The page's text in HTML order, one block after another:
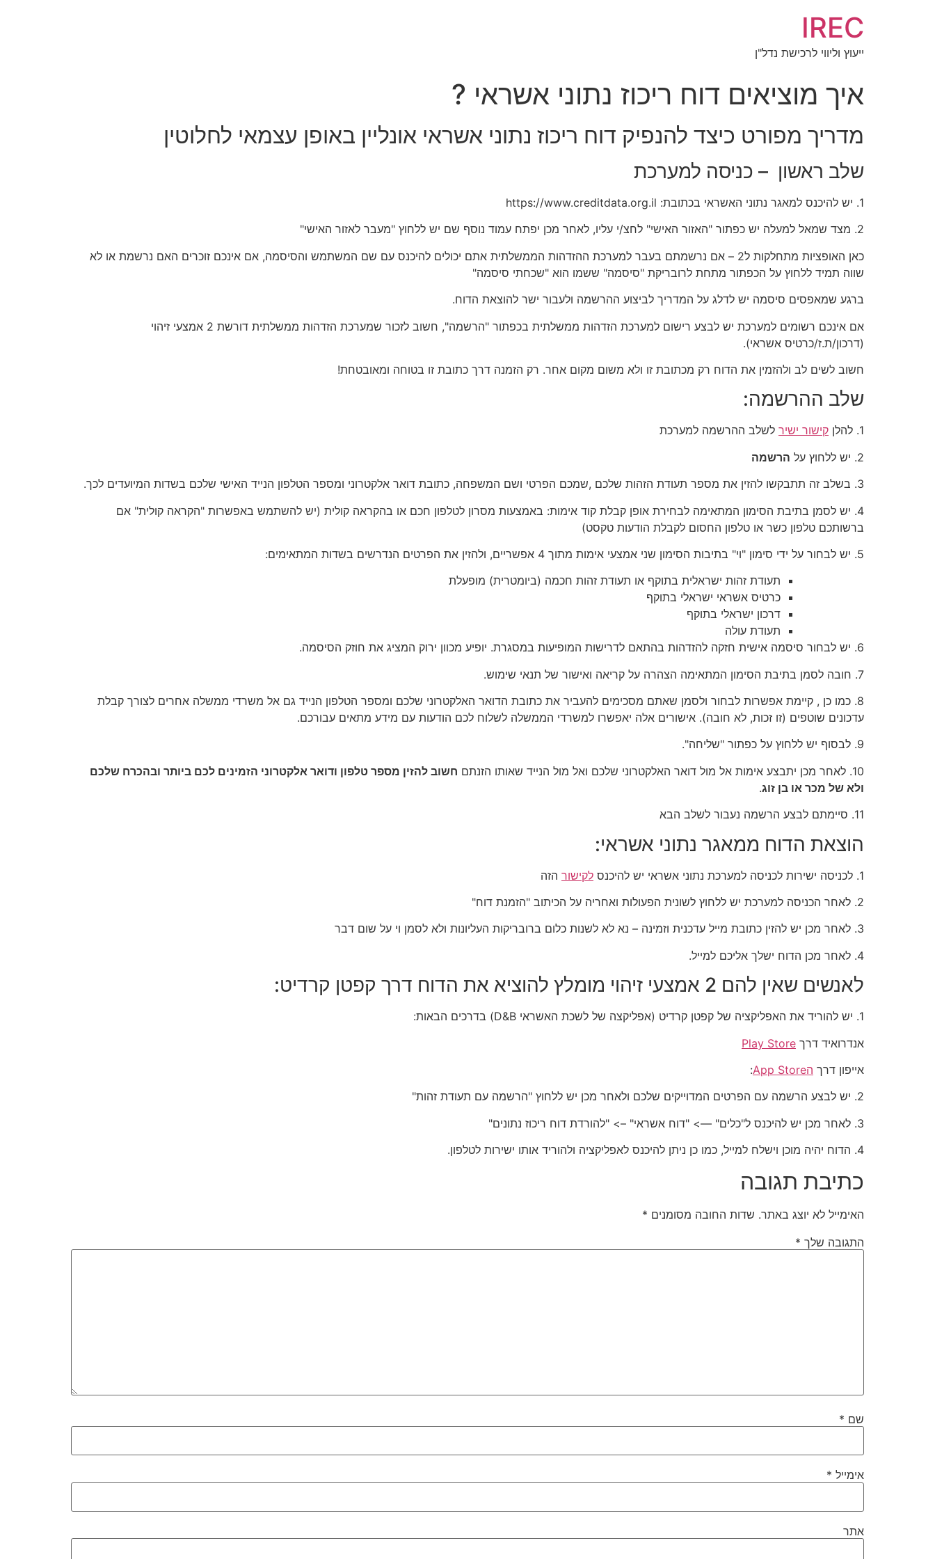
IREC
ייעוץ וליווי לרכישת נדל"ן
איך מוציאים דוח ריכוז נתוני אשראי ?
מדריך מפורט כיצד להנפיק דוח ריכוז נתוני אשראי אונליין באופן עצמאי לחלוטין
שלב ראשון – כניסה למערכת
1. יש להיכנס למאגר נתוני האשראי בכתובת: https://www.creditdata.org.il
2. מצד שמאל למעלה יש כפתור "האזור האישי" לחצ/י עליו, לאחר מכן יפתח עמוד נוסף שם יש ללחוץ "מעבר לאזור האישי"
כאן האופציות מתחלקות ל2 – אם נרשמתם בעבר למערכת ההזדהות הממשלתית אתם יכולים להיכנס עם שם המשתמש והסיסמה, אם אינכם זוכרים האם נרשמת או לא
שווה תמיד ללחוץ על הכפתור מתחת לרובריקת "סיסמה" ששמו הוא "שכחתי סיסמה"
ברגע שמאפסים סיסמה יש לדלג על המדריך לביצוע ההרשמה ולעבור ישר להוצאת הדוח.
אם אינכם רשומים למערכת יש לבצע רישום למערכת הזדהות ממשלתית בכפתור "הרשמה", חשוב לזכור שמערכת הזדהות ממשלתית דורשת 2 אמצעי זיהוי
(דרכון/ת.ז/כרטיס אשראי).
חשוב לשים לב ולהזמין את הדוח רק מכתובת זו ולא משום מקום אחר. רק הזמנה דרך כתובת זו בטוחה ומאובטחת!
שלב ההרשמה:
1. להלן קישור ישיר לשלב ההרשמה למערכת
2. יש ללחוץ על
הרשמה
3. בשלב זה תתבקשו להזין את מספר תעודת הזהות שלכם ,שמכם הפרטי ושם המשפחה, כתובת דואר אלקטרוני ומספר הטלפון הנייד האישי שלכם בשדות המיועדים לכך.
4. יש לסמן בתיבת הסימון המתאימה לבחירת אופן קבלת קוד אימות: באמצעות מסרון לטלפון חכם או בהקראה קולית (יש להשתמש באפשרות "הקראה קולית" אם
ברשותכם טלפון כשר או טלפון החסום לקבלת הודעות טקסט)
5. יש לבחור על ידי סימון "וי" בתיבות הסימון שני אמצעי אימות מתוך 4 אפשריים, ולהזין את הפרטים הנדרשים בשדות המתאימים:
תעודת זהות ישראלית בתוקף או תעודת זהות חכמה (ביומטרית) מופעלת
כרטיס אשראי ישראלי בתוקף
דרכון ישראלי בתוקף
תעודת עולה
6. יש לבחור סיסמה אישית חזקה להזדהות בהתאם לדרישות המופיעות במסגרת. יופיע מכוון ירוק המציג את חוזק הסיסמה.
7. חובה לסמן בתיבת הסימון המתאימה הצהרה על קריאה ואישור של תנאי שימוש.
8. כמו כן , קיימת אפשרות לבחור ולסמן שאתם מסכימים להעביר את כתובת הדואר האלקטרוני שלכם ומספר הטלפון הנייד גם אל משרדי ממשלה אחרים לצורך קבלת
עדכונים שוטפים (זו זכות, לא חובה). אישורים אלה יאפשרו למשרדי הממשלה לשלוח לכם הודעות עם מידע מתאים עבורכם.
9. לבסוף יש ללחוץ על כפתור "שליחה".
10. לאחר מכן יתבצע אימות אל מול דואר האלקטרוני שלכם ואל מול הנייד שאותו הזנתם
חשוב להזין מספר טלפון ודואר אלקטרוני הזמינים לכם ביותר ובהכרח שלכם
ולא של מכר או בן זוג.
11. סיימתם לבצע הרשמה נעבור לשלב הבא
הוצאת הדוח ממאגר נתוני אשראי:
1. לכניסה ישירות לכניסה למערכת נתוני אשראי יש להיכנס לקישור הזה
2. לאחר הכניסה למערכת יש ללחוץ לשונית הפעולות ואחריה על הכיתוב "הזמנת דוח"
3. לאחר מכן יש להזין כתובת מייל עדכנית וזמינה – נא לא לשנות כלום ברובריקות העליונות ולא לסמן וי על שום דבר
4. לאחר מכן הדוח ישלך אליכם למייל.
לאנשים שאין להם 2 אמצעי זיהוי מומלץ להוציא את הדוח דרך קפטן קרדיט:
1. יש להוריד את האפליקציה של קפטן קרדיט (אפליקצה של לשכת האשראי D&B) בדרכים הבאות:
אנדרואיד דרך Play Store
אייפון דרך הApp Store
:
2. יש לבצע הרשמה עם הפרטים המדוייקים שלכם ולאחר מכן יש ללחוץ "הרשמה עם תעודת זהות"
3. לאחר מכן יש להיכנס ל"כלים" —> "דוח אשראי" –> "להורדת דוח ריכוז נתונים"
4. הדוח יהיה מוכן וישלח למייל, כמו כן ניתן להיכנס לאפליקציה ולהוריד אותו ישירות לטלפון.
כתיבת תגובה
האימייל לא יוצג באתר. שדות החובה מסומנים *
התגובה שלך *
שם *
אימייל *
אתר